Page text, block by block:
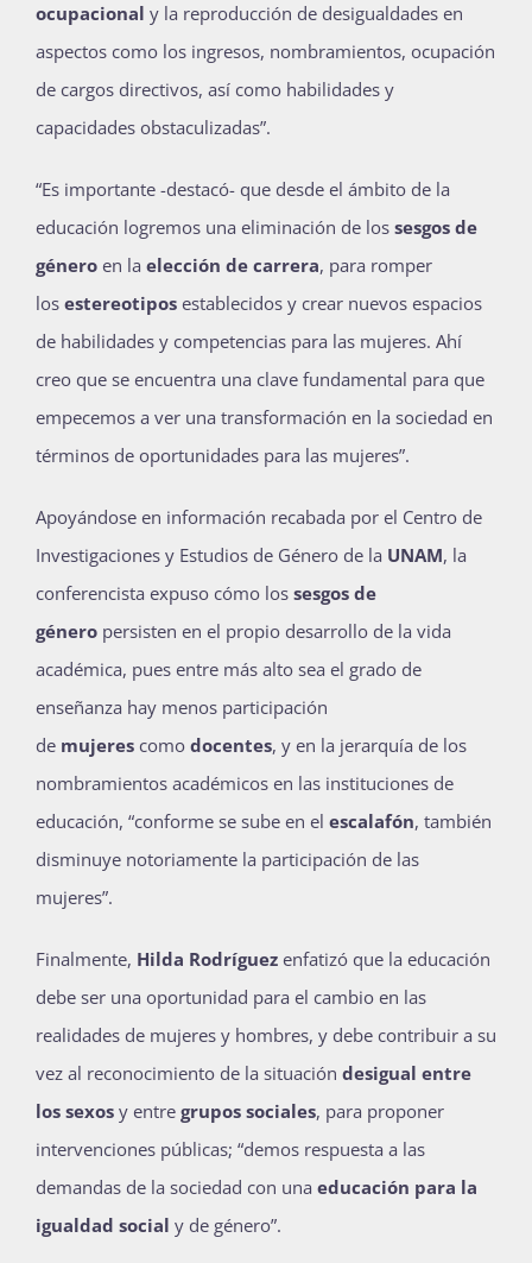
ocupacional y la reproducción de desigualdades en
aspectos como los ingresos, nombramientos, ocupación
de cargos directivos, así como habilidades y
capacidades obstaculizadas”.
“Es importante -destacó- que desde el ámbito de la
educación logremos una eliminación de los sesgos de
género en la elección de carrera, para romper
los estereotipos establecidos y crear nuevos espacios
de habilidades y competencias para las mujeres. Ahí
creo que se encuentra una clave fundamental para que
empecemos a ver una transformación en la sociedad en
términos de oportunidades para las mujeres”.
Apoyándose en información recabada por el Centro de
Investigaciones y Estudios de Género de la UNAM, la
conferencista expuso cómo los sesgos de
género persisten en el propio desarrollo de la vida
académica, pues entre más alto sea el grado de
enseñanza hay menos participación
de mujeres como docentes, y en la jerarquía de los
nombramientos académicos en las instituciones de
educación, “conforme se sube en el escalafón, también
disminuye notoriamente la participación de las
mujeres”.
Finalmente, Hilda Rodríguez enfatizó que la educación
debe ser una oportunidad para el cambio en las
realidades de mujeres y hombres, y debe contribuir a su
vez al reconocimiento de la situación desigual entre
los sexos y entre grupos sociales, para proponer
intervenciones públicas; “demos respuesta a las
demandas de la sociedad con una educación para la
igualdad social y de género”.